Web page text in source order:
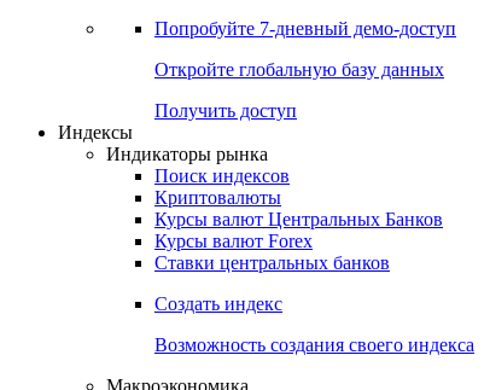
Попробуйте 7-дневный демо-доступ
Откройте глобальную базу данных
Получить доступ
Индексы
Индикаторы рынка
Поиск индексов
Криптовалюты
Курсы валют Центральных Банков
Курсы валют Forex
Ставки центральных банков
Создать индекс
Возможность создания своего индекса